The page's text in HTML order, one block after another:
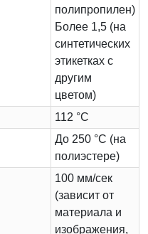
полипропилен)
Более 1,5 (на
синтетических
этикетках с
другим
цветом)
112 °C
До 250 °C (на
полиэстере)
100 мм/сек
(зависит от
материала и
изображения,